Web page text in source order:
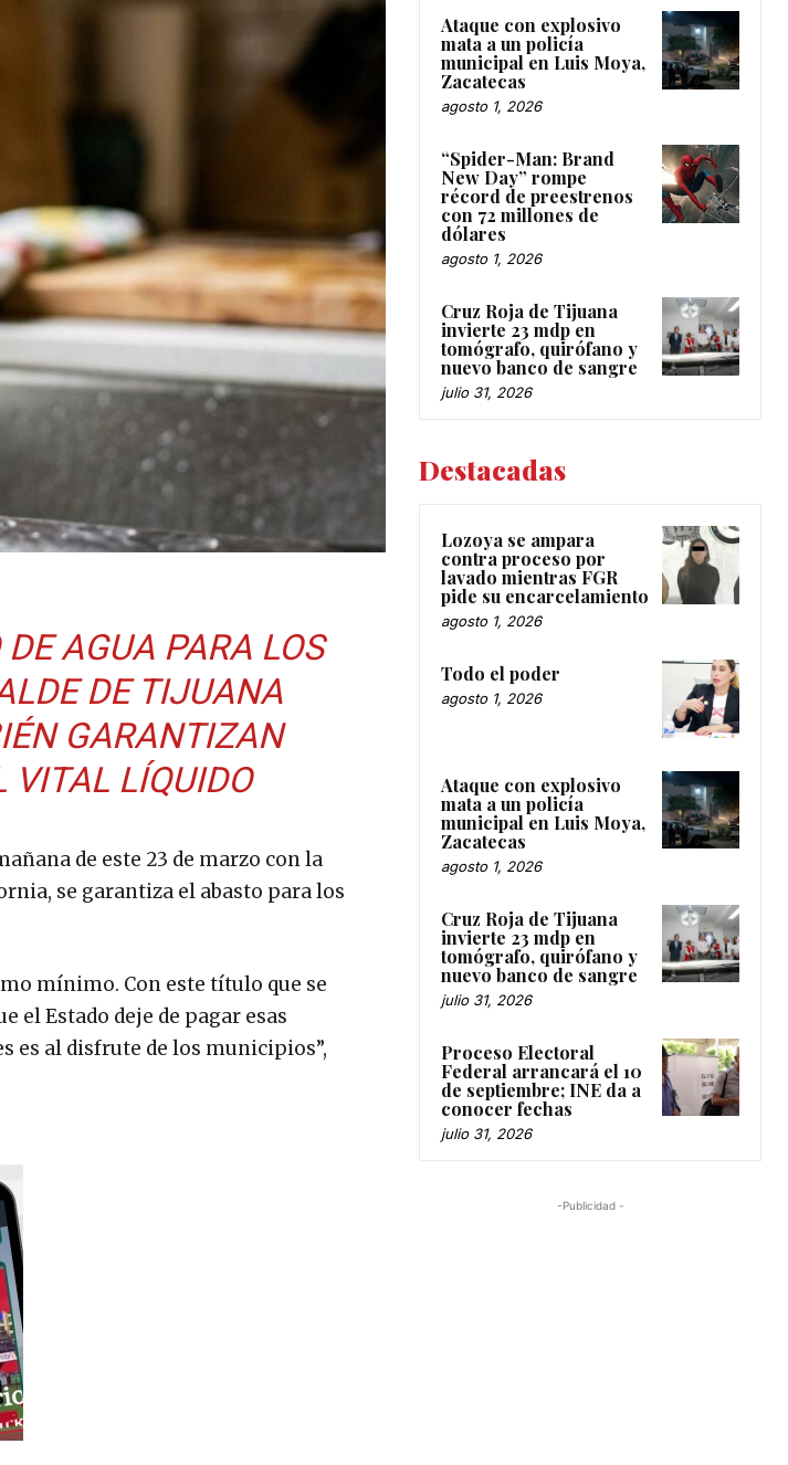
AGUA PARA LOS
DE TIJUANA
GARANTIZAN
VITAL LÍQUIDO
de este 23 de marzo con la
se garantiza el abasto para los
mínimo. Con este título que se
el Estado deje de pagar esas
es al disfrute de los municipios”,
Ataque con explosivo
mata a un policía
municipal en Luis Moya,
Zacatecas
agosto 1, 2026
“Spider-Man: Brand
New Day” rompe
récord de preestrenos
con 72 millones de
dólares
agosto 1, 2026
Cruz Roja de Tijuana
invierte 23 mdp en
tomógrafo, quirófano y
nuevo banco de sangre
julio 31, 2026
Destacadas
Lozoya se ampara
contra proceso por
lavado mientras FGR
pide su encarcelamiento
agosto 1, 2026
Todo el poder
agosto 1, 2026
Ataque con explosivo
mata a un policía
municipal en Luis Moya,
Zacatecas
agosto 1, 2026
Cruz Roja de Tijuana
invierte 23 mdp en
tomógrafo, quirófano y
nuevo banco de sangre
julio 31, 2026
Proceso Electoral
Federal arrancará el 10
de septiembre; INE da a
conocer fechas
julio 31, 2026
-Publicidad -